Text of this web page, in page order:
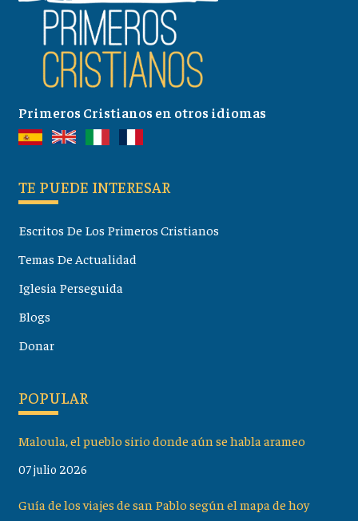
Primeros Cristianos en otros idiomas
TE PUEDE INTERESAR
Escritos De Los Primeros Cristianos
Temas De Actualidad
Iglesia Perseguida
Blogs
Donar
POPULAR
Maloula, el pueblo sirio donde aún se habla arameo
07 julio 2026
Guía de los viajes de san Pablo según el mapa de hoy